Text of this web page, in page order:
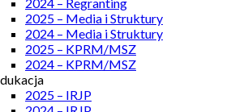
2025 – Media i Struktury
2024 – Media i Struktury
2025 – KPRM/MSZ
2024 – KPRM/MSZ
2025 – IRJP